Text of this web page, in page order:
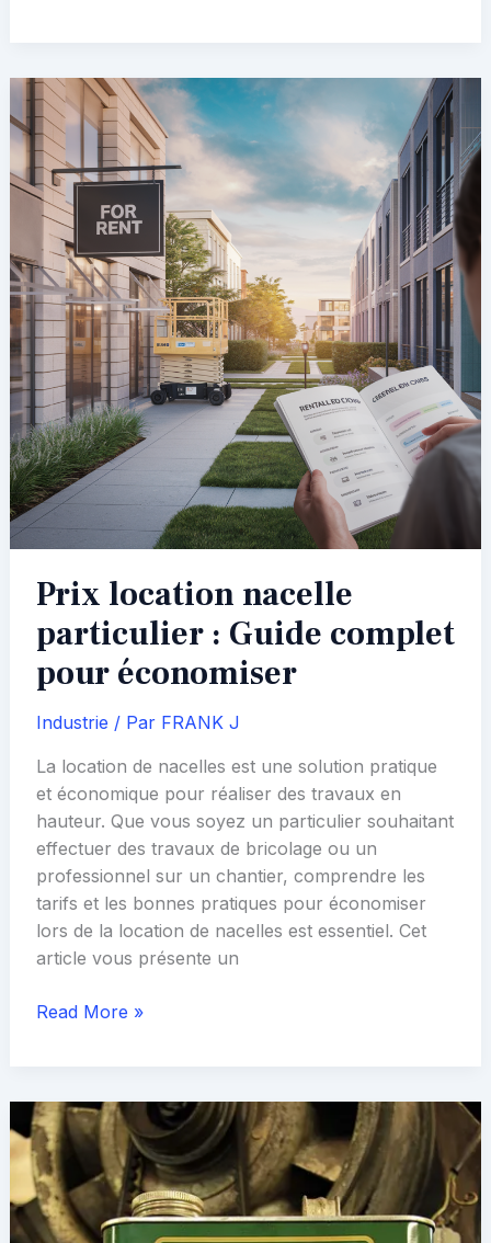
pour
la
durabilité
des
équipements
Prix location nacelle
particulier : Guide complet
pour économiser
Industrie / Par FRANK J
La location de nacelles est une solution pratique
et économique pour réaliser des travaux en
hauteur. Que vous soyez un particulier souhaitant
effectuer des travaux de bricolage ou un
professionnel sur un chantier, comprendre les
tarifs et les bonnes pratiques pour économiser
lors de la location de nacelles est essentiel. Cet
article vous présente un
Prix
:
Guide
complet
pour
économiser
Read More »